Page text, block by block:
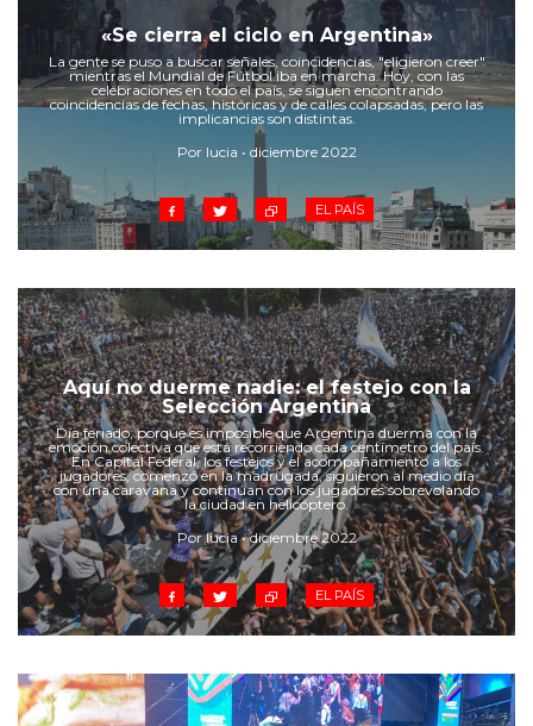
«Se cierra el ciclo en Argentina»
La gente se puso a buscar señales, coincidencias, "eligieron creer"
mientras el Mundial de Fútbol iba en marcha. Hoy, con las
celebraciones en todo el país, se siguen encontrando
coincidencias de fechas, históricas y de calles colapsadas, pero las
implicancias son distintas.
Por lucia • diciembre 2022
EL PAÍS
Aquí no duerme nadie: el festejo con la
Selección Argentina
Día feriado, porque es imposible que Argentina duerma con la
emoción colectiva que está recorriendo cada centímetro del país.
En Capital Federal, los festejos y el acompañamiento a los
jugadores, comenzó en la madrugada, siguieron al medio día
con una caravana y continúan con los jugadores sobrevolando
la ciudad en helicóptero.
Por lucia • diciembre 2022
EL PAÍS